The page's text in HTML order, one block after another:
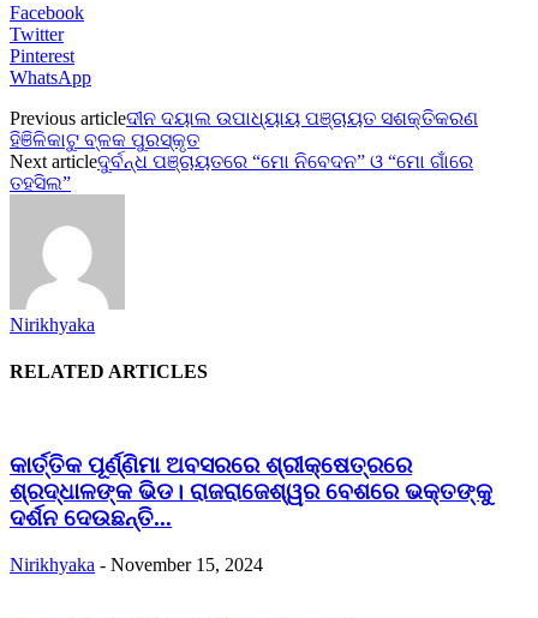
Facebook
Twitter
Pinterest
WhatsApp
Previous articleଦୀନ ଦୟାଲ ଉପାଧ୍ୟାୟ ପଞ୍ଚାୟତ ସଶକ୍ତିକରଣ
ହିଞିଳିକାଟୁ ବ୍ଳକ ପୁରସ୍କୃତ
Next articleଦୁର୍ବନ୍ଧ ପଞ୍ଚାୟତରେ “ମୋ ନିବେଦନ” ଓ “ମୋ ଗାଁରେ
ତହସିଲ”
Nirikhyaka
RELATED ARTICLES
କାର୍ତ୍ତିକ ପୂର୍ଣ୍ଣିମା ଅବସରରେ ଶ୍ରୀକ୍ଷେତ୍ରରେ
ଶ୍ରଦ୍ଧାଳଙ୍କ ଭିଡ। ରାଜରାଜେଶ୍ୱର ବେଶରେ ଭକ୍ତଙ୍କୁ
ଦର୍ଶନ ଦେଉଛନ୍ତି...
Nirikhyaka - November 15, 2024